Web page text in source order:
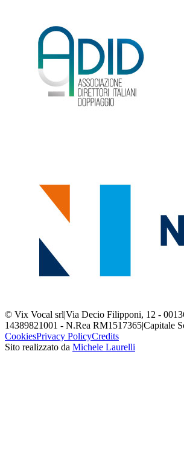
© Vix Vocal srl|Via Decio Filipponi, 12 -
14389821001 - N.Rea RM1517365|Capitale
CookiesPrivacy PolicyCredits
Sito realizzato da Michele Laurelli